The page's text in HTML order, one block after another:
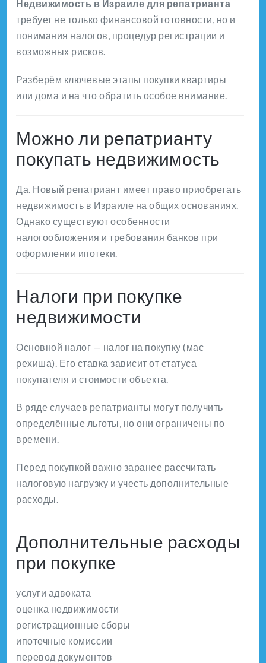
Недвижимость в Израиле для репатрианта
требует не только финансовой готовности, но и
понимания налогов, процедур регистрации и
возможных рисков.
Разберём ключевые этапы покупки квартиры
или дома и на что обратить особое внимание.
Можно ли репатрианту
покупать недвижимость
Да. Новый репатриант имеет право приобретать
недвижимость в Израиле на общих основаниях.
Однако существуют особенности
налогообложения и требования банков при
оформлении ипотеки.
Налоги при покупке
недвижимости
Основной налог — налог на покупку (мас
рехиша). Его ставка зависит от статуса
покупателя и стоимости объекта.
В ряде случаев репатрианты могут получить
определённые льготы, но они ограничены по
времени.
Перед покупкой важно заранее рассчитать
налоговую нагрузку и учесть дополнительные
расходы.
Дополнительные расходы
при покупке
услуги адвоката
оценка недвижимости
регистрационные сборы
ипотечные комиссии
перевод документов